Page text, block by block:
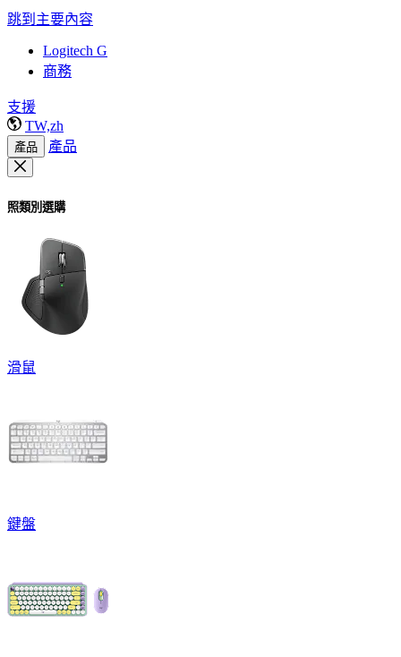
跳到主要內容
Logitech G
商務
支援
TW,zh
產品 產品
照類別選購
滑鼠
鍵盤